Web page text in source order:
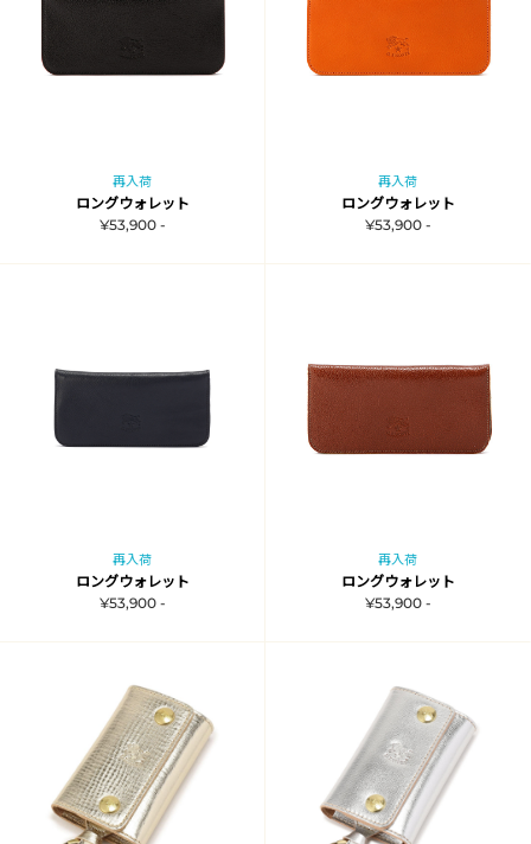
再入荷
ロングウォレット
¥53,900 -
再入荷
ロングウォレット
¥53,900 -
再入荷
ロングウォレット
¥53,900 -
再入荷
ロングウォレット
¥53,900 -